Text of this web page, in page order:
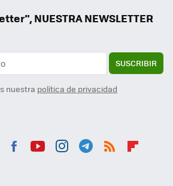
NUESTRA NEWSLETTER
SUSCRIBIR
nuestra política de privacidad